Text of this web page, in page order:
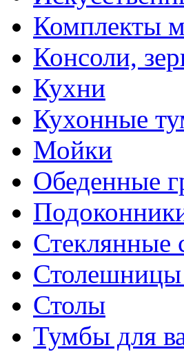
Комплекты
Консоли,
Кухни
Кухонные
Мойки
Обеденные
Стеклянные
Столешницы
Столы
Тумбы для